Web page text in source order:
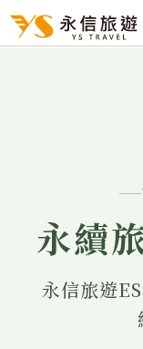
永續
永信旅遊